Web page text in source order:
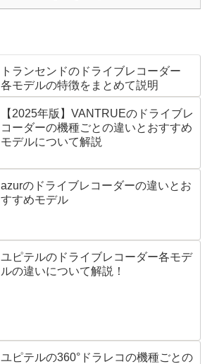
トランセンドのドライブレコーダー
各モデルの特徴をまとめて説明
【2025年版】VANTRUEのドライブレ
コーダーの機種ごとの違いとおすすめ
モデルについて解説
azurのドライブレコーダーの違いとお
すすめモデル
ユピテルのドライブレコーダー各モデ
ルの違いについて解説！
ユピテルの360°ドラレコの機種ごとの